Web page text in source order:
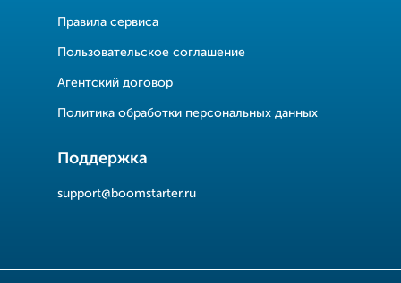
Правила сервиса
Пользовательское соглашение
Агентский договор
Политика обработки персональных данных
Поддержка
support@boomstarter.ru